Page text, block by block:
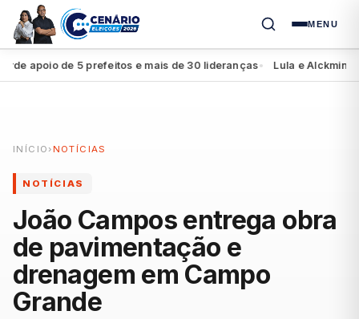
MENU
de 5 prefeitos e mais de 30 lideranças● Lula e Alckmin
INÍCIO ›NOTÍCIAS
NOTÍCIAS
João Campos entrega obra
de pavimentação e
drenagem em Campo
Grande